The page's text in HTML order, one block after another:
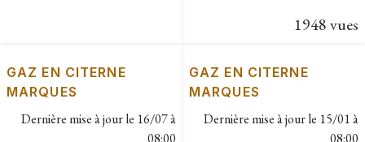
1948 vues
GAZ EN CITERNE
MARQUES
Dernière mise à jour le 16/07 à
08:00
GAZ EN CITERNE
MARQUES
Dernière mise à jour le 15/01 à
08:00